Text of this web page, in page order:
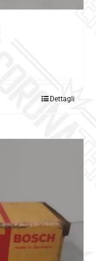
Dettagli